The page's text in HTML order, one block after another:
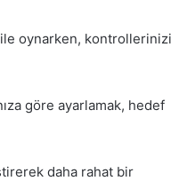
oynarken, kontrollerinizi
göre ayarlamak, hedef
daha rahat bir